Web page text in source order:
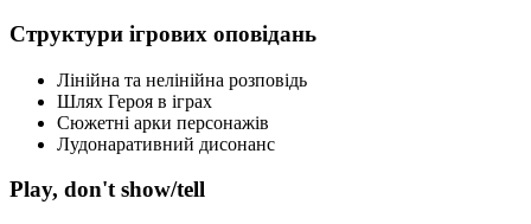
Структури ігрових оповідань
Лінійна та нелінійна розповідь
Шлях Героя в іграх
Сюжетні арки персонажів
Лудонаративний дисонанс
Play, don't show/tell